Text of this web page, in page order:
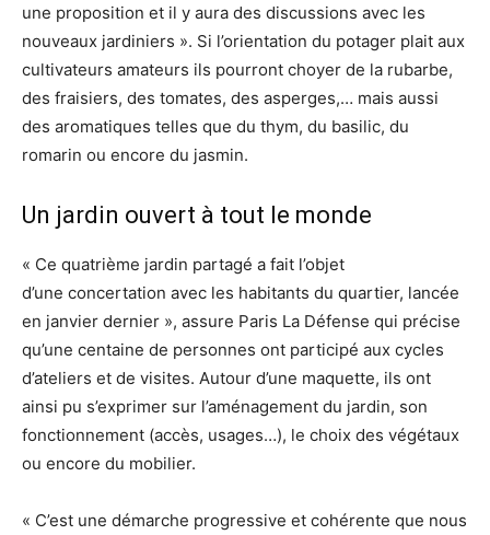
une proposition et il y aura des discussions avec les
nouveaux jardiniers ». Si l’orientation du potager plait aux
cultivateurs amateurs ils pourront choyer de la rubarbe,
des fraisiers, des tomates, des asperges,… mais aussi
des aromatiques telles que du thym, du basilic, du
romarin ou encore du jasmin.
Un jardin ouvert à tout le monde
« Ce quatrième jardin partagé a fait l’objet
d’une concertation avec les habitants du quartier, lancée
en janvier dernier », assure Paris La Défense qui précise
qu’une centaine de personnes ont participé aux cycles
d’ateliers et de visites. Autour d’une maquette, ils ont
ainsi pu s’exprimer sur l’aménagement du jardin, son
fonctionnement (accès, usages…), le choix des végétaux
ou encore du mobilier.
« C’est une démarche progressive et cohérente que nous